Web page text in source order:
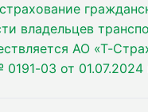
владельцев
АО «Т-
03 от 01.07.2024